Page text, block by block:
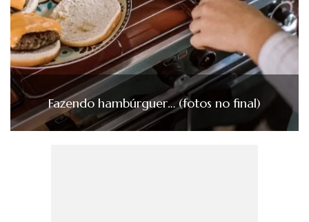
Fazendo hambúrguer… (fotos no final)